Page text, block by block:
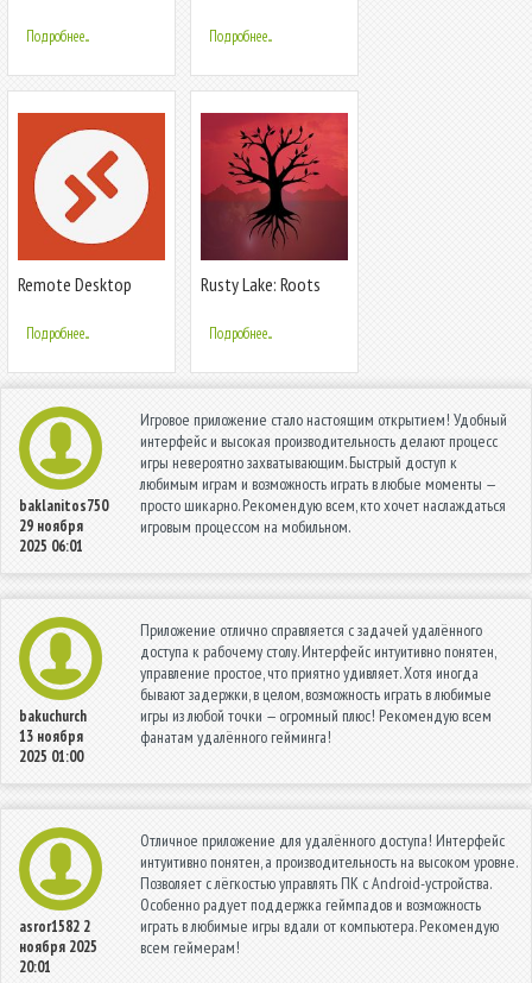
Подробнее... Подробнее...
Remote Desktop
Подробнее...
Rusty Lake: Roots
Подробнее...
baklanitos750
29 ноября
2025 06:01
Игровое приложение стало настоящим открытием! Удобный
интерфейс и высокая производительность делают процесс
игры невероятно захватывающим. Быстрый доступ к
любимым играм и возможность играть в любые моменты —
просто шикарно. Рекомендую всем, кто хочет наслаждаться
игровым процессом на мобильном.
bakuchurch
13 ноября
2025 01:00
Приложение отлично справляется с задачей удалённого
доступа к рабочему столу. Интерфейс интуитивно понятен,
управление простое, что приятно удивляет. Хотя иногда
бывают задержки, в целом, возможность играть в любимые
игры из любой точки — огромный плюс! Рекомендую всем
фанатам удалённого гейминга!
asror1582 2
ноября 2025
20:01
Отличное приложение для удалённого доступа! Интерфейс
интуитивно понятен, а производительность на высоком уровне.
Позволяет с лёгкостью управлять ПК с Android-устройства.
Особенно радует поддержка геймпадов и возможность
играть в любимые игры вдали от компьютера. Рекомендую
всем геймерам!